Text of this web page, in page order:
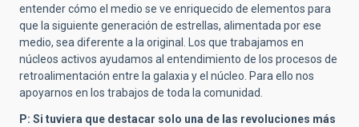
entender cómo el medio se ve enriquecido de elementos para
que la siguiente generación de estrellas, alimentada por ese
medio, sea diferente a la original. Los que trabajamos en
núcleos activos ayudamos al entendimiento de los procesos de
retroalimentación entre la galaxia y el núcleo. Para ello nos
apoyarnos en los trabajos de toda la comunidad.
P: Si tuviera que destacar solo una de las revoluciones más